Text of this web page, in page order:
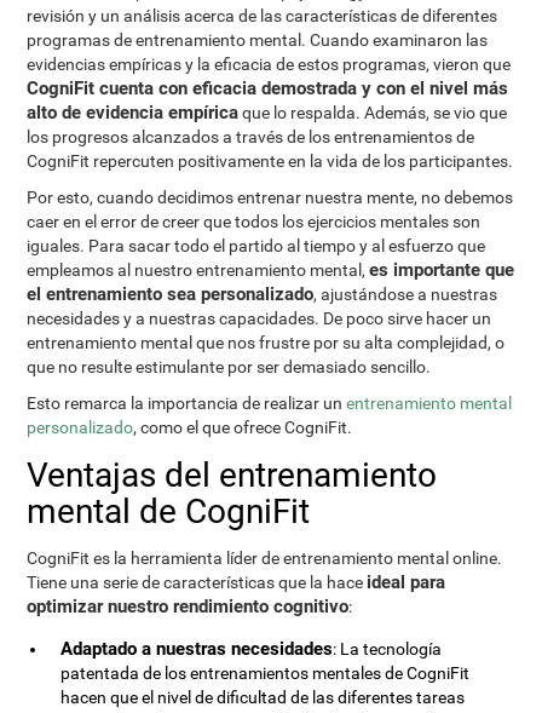
revisión y un análisis acerca de las características de diferentes
programas de entrenamiento mental. Cuando examinaron las
evidencias empíricas y la eficacia de estos programas, vieron que
CogniFit cuenta con eficacia demostrada y con el nivel más
alto de evidencia empíricaque lo respalda. Además, se vio que
los progresos alcanzados a través de los entrenamientos de
CogniFit repercuten positivamente en la vida de los participantes.
Por esto, cuando decidimos entrenar nuestra mente, no debemos
caer en el error de creer que todos los ejercicios mentales son
iguales. Para sacar todo el partido al tiempo y al esfuerzo que
empleamos al nuestro entrenamiento mental,es importante que
el entrenamiento sea personalizado, ajustándose a nuestras
necesidades y a nuestras capacidades. De poco sirve hacer un
entrenamiento mental que nos frustre por su alta complejidad, o
que no resulte estimulante por ser demasiado sencillo.
Esto remarca la importancia de realizar unentrenamiento mental
personalizado, como el que ofrece CogniFit.
Ventajas del entrenamiento
mental de CogniFit
CogniFit es la herramienta líder de entrenamiento mental online.
Tiene una serie de características que la hace ideal para
optimizar nuestro rendimiento cognitivo:
Adaptado a nuestras necesidades: La tecnología
patentada de los entrenamientos mentales de CogniFit
hacen que el nivel de dificultad de las diferentes tareas